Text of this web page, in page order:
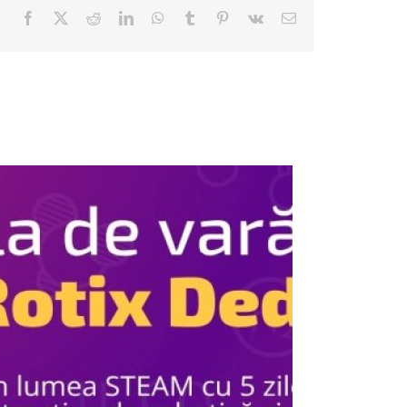
Facebook
TwitterRedditLinkedInWhatsApp
Tumblr Pinterest
Vk
E-